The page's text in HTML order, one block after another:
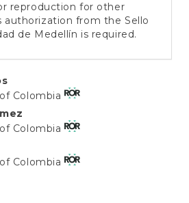
reproduction for other
authorization from the Sello
de Medellín is required.
Colombia
Colombia
Colombia